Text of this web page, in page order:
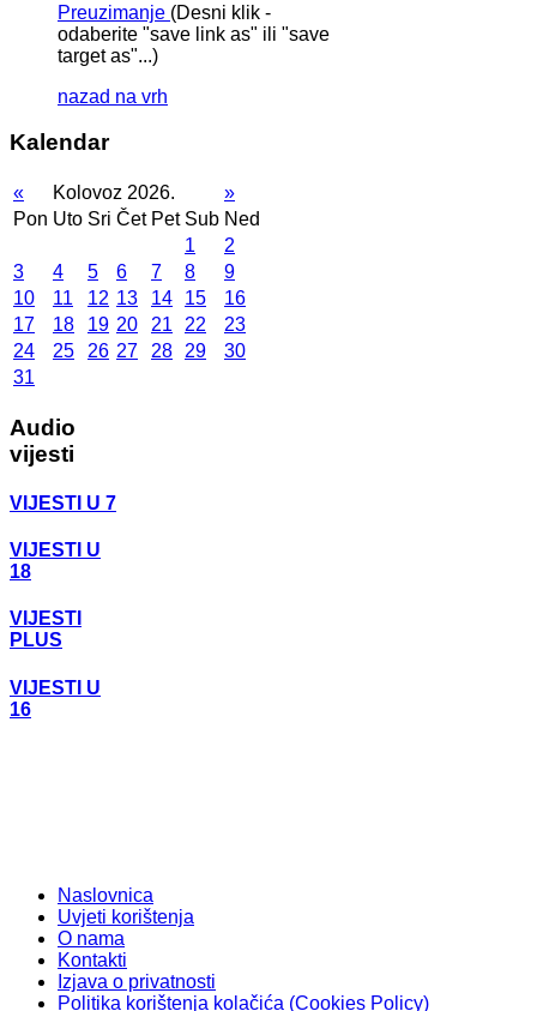
Preuzimanje (Desni klik -
odaberite "save link as" ili "save
target as"...)
nazad na vrh
Kalendar
« Kolovoz 2026.
»
Pon Uto Sri Čet Pet Sub Ned
1
2
3
4 5 6 7 8
9
10
11 12 13 14 15
16
17
18 19 20 21 22
23
24
25 26 27 28 29
30
31
Audio
vijesti
VIJESTI U 7
VIJESTI U
18
VIJESTI
PLUS
VIJESTI U
16
Naslovnica
Uvjeti korištenja
O nama
Kontakti
Izjava o privatnosti
Politika korištenja kolačića (Cookies Policy)